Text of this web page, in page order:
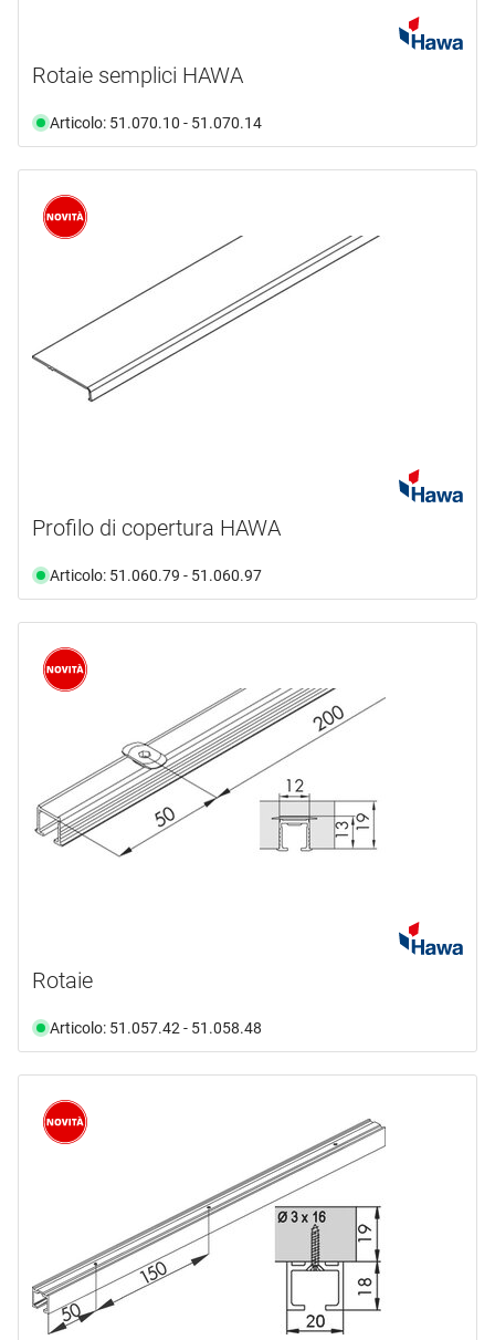
Rotaie semplici HAWA
Articolo: 51.070.10 - 51.070.14
Profilo di copertura HAWA
Articolo: 51.060.79 - 51.060.97
Rotaie
Articolo: 51.057.42 - 51.058.48